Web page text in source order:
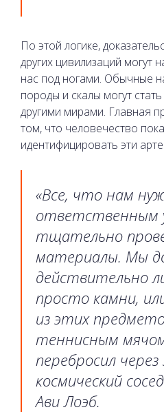
По этой логике,
других цивилизаций могут
нас под ногами. Обычные
породы и скалы могут
другими мирами. Главная
том, что человечество
идентифицировать эти
«Все, что нам
ответственным
тщательно
материалы. Мы
действительно
просто камни,
из этих
теннисным
перебросил
космический
Ави Лоэб.